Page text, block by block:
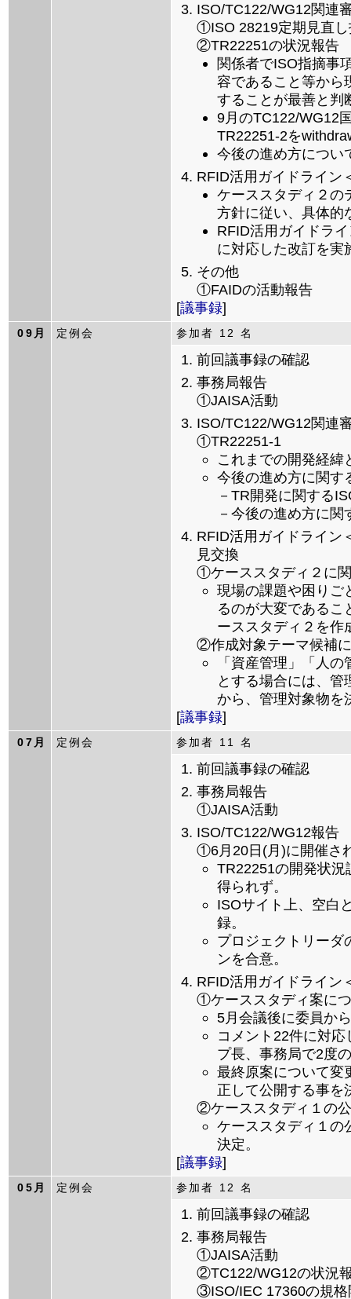
ISO/TC122/WG12関連
①ISO 28219定期見直し
②TR22251の状況報告
関係者でISO指摘事
容であること等から
することが最善と判
9月のTC122/WG12
TR22251-2を
今後の進め方につい
RFID活用ガイドライン
ケーススタディ２の
方針に従い、具体的
RFID活用ガイドラ
に対応した改訂を実
その他
①FAIDの活動報告
[議事録]
09月 定例会 参加者 12 名
前回議事録の確認
事務局報告
①JAISA活動
ISO/TC122/WG12関連
①TR22251-1
これまでの開発経緯
今後の進め方に関す
－TR開発に関する
－今後の進め方に関
RFID活用ガイドライン
見交換
①ケーススタディ２に
現場の課題や困りご
るのが大変であるこ
ーススタディ２を作
②作成対象テーマ候補
「資産管理」「人
とする場合には、
から、管理対象物を
[議事録]
07月 定例会 参加者 11 名
前回議事録の確認
事務局報告
①JAISA活動
ISO/TC122/WG12報告
①6月20日(月)に開催さ
TR22251の開発状
得られず。
ISOサイト上、空白
録。
プロジェクトリーダ
ンを合意。
RFID活用ガイドライン
①ケーススタディ案に
5月会議後に委員か
コメント22件に対
プ長、事務局で2度
最終原案について変
正して公開する事を
②ケーススタディ１の
ケーススタディ１の
決定。
[議事録]
05月 定例会 参加者 12 名
前回議事録の確認
事務局報告
①JAISA活動
②TC122/WG12の状況
③ISO/IEC 17360の規格